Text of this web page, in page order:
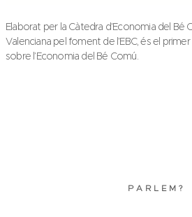
Elaborat per la Càtedra d’Economia del Bé
Valenciana pel foment de l’EBC, és el
sobre l’Economia del Bé Comú.
PARLEM?